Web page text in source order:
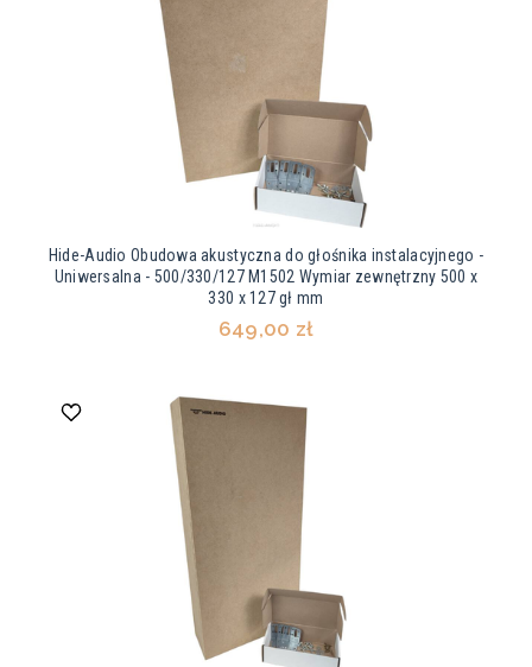
Hide-Audio Obudowa akustyczna do głośnika instalacyjnego -
Uniwersalna - 500/330/127 M1502 Wymiar zewnętrzny 500 x
330 x 127 gł mm
649,00 zł